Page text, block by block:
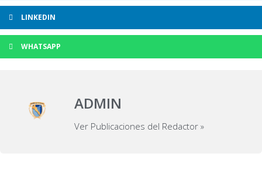
LINKEDIN
WHATSAPP
ADMIN
Ver Publicaciones del Redactor »